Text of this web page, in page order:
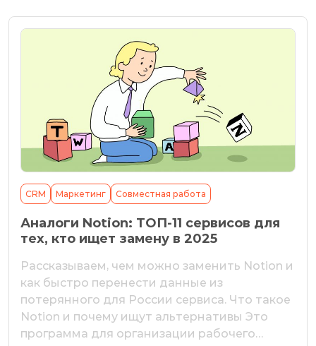
CRM Маркетинг Совместная работа
Аналоги Notion: ТОП-11 сервисов для
тех, кто ищет замену в 2025
Рассказываем, чем можно заменить Notion и
как быстро перенести данные из
потерянного для России сервиса. Что такое
Notion и почему ищут альтернативы Это
программа для организации рабочего